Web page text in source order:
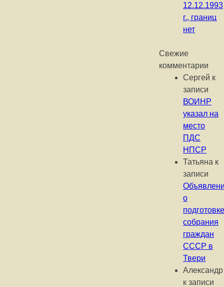
12.12.1993
г., границ
нет
Свежие
комментарии
Сергей к
записи
ВОИНР
указал на
место
ПДС
НПСР
Татьяна к
записи
о
собрания
граждан
СССР в
Твери
Александр
к записи